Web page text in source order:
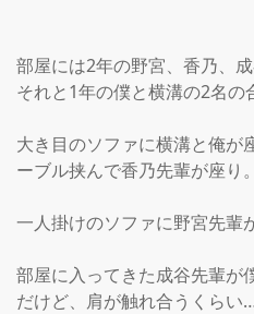
部屋には2年の野宮、香乃、成
それと1年の僕と横溝の2名の
大き目のソファに横溝と俺
ーブル挟んで香乃先輩が座り。
一人掛けのソファに野宮先輩
部屋に入ってきた成谷先輩が
だけど、肩が触れ合うくらい